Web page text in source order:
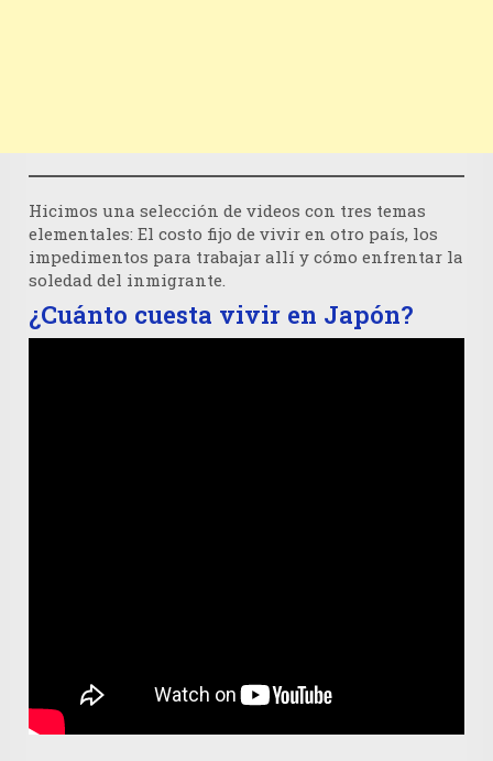
Hicimos una selección de videos con tres temas
elementales: El costo fijo de vivir en otro país, los
impedimentos para trabajar allí y cómo enfrentar la
soledad del inmigrante.
¿Cuánto cuesta vivir en Japón?